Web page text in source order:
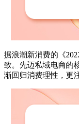
据浪潮新消费的《
致。先迈私域电商的
渐回归消费理性，更